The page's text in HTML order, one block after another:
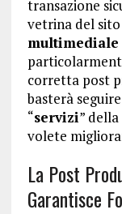
transazione
vetrina del
multimediale
corretta post
basterà
“servizi”
volete
La Post
Garantisce